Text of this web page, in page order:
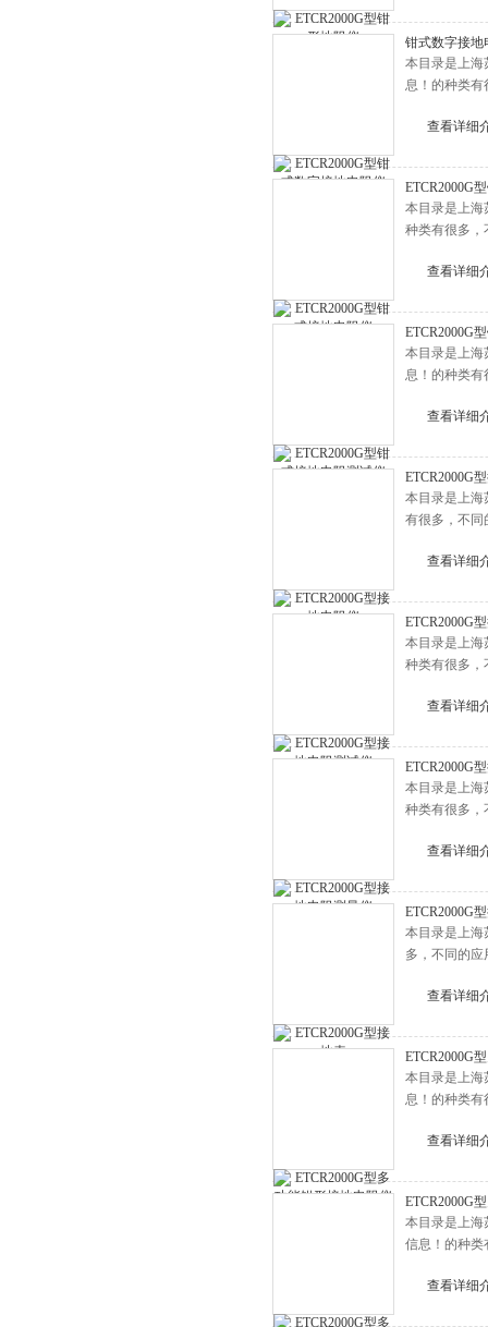
钳式数字接地
本目录是上海
息！的种类有
查看详细
ETCR2000G
本目录是上海
种类有很多，
查看详细
ETCR2000G
本目录是上海
息！的种类有
查看详细
ETCR2000G
本目录是上海
有很多，不同
查看详细
ETCR2000G
本目录是上海
种类有很多，
查看详细
ETCR2000G
本目录是上海
种类有很多，
查看详细
ETCR2000G
本目录是上海
多，不同的
查看详细
ETCR2000G
本目录是上海
息！的种类有
查看详细
ETCR2000G
本目录是上海
信息！的种类
查看详细